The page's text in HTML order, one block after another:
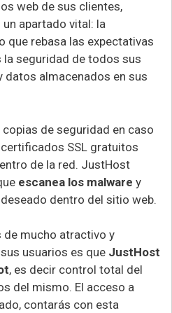
web de sus clientes,
apartado vital: la
que rebasa las expectativas
la seguridad de todos sus
datos almacenados en sus
de seguridad en caso
SSL gratuitos
de la red. JustHost
escanea los malware y
dentro del sitio web.
mucho atractivo y
usuarios es que JustHost
, es decir control total del
del mismo. El acceso a
contarás con esta